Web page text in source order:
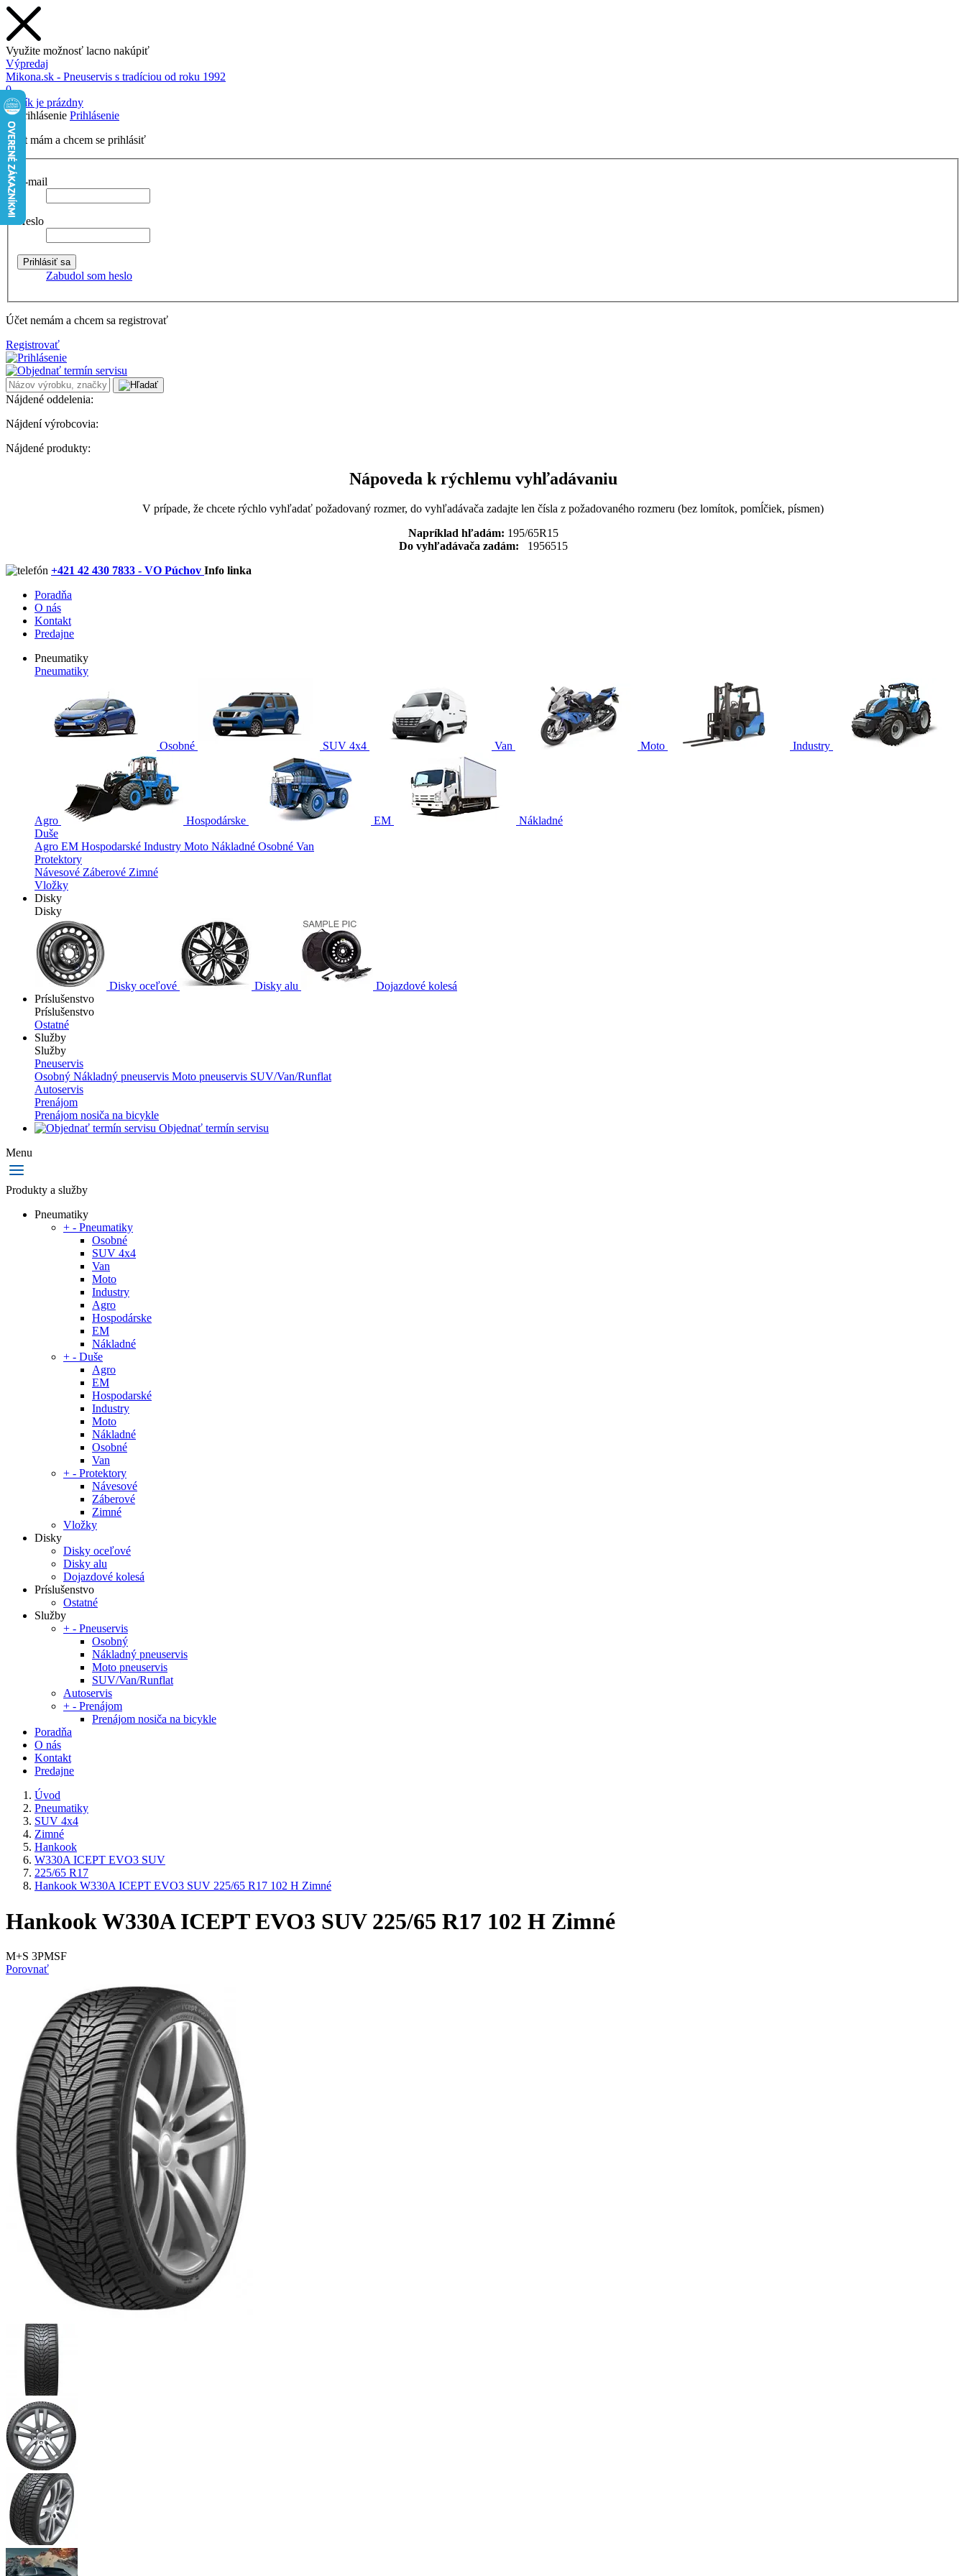
Využite možnosť lacno nakúpiť
Výpredaj
Mikona.sk - Pneuservis s tradíciou od roku 1992
0
Košík je prázdny
Prihlásenie
Účet mám a chcem se prihlásiť
E-mail
Heslo
Zabudol som heslo
Účet nemám a chcem sa registrovať
Registrovať
Nájdené oddelenia:
Nájdení výrobcovia:
Nájdené produkty:
Nápoveda k rýchlemu vyhľadávaniu
V prípade, že chcete rýchlo vyhľadať požadovaný rozmer, do vyhľadávača zadajte len čísla z požadovaného rozmeru (bez lomítok, pomĺčiek, písmen)
Napríklad hľadám: 195/65R15
Do vyhľadávača zadám: 1956515
+421 42 430 7833 - VO Púchov Info linka
Poradňa
O nás
Kontakt
Predajne
Pneumatiky
Pneumatiky
Osobné SUV 4x4 Van Moto Industry
Agro Hospodárske EM
Nákladné
Duše
Agro EM Hospodarské Industry Moto Nákladné Osobné Van
Protektory
Návesové Záberové Zimné
Vložky
Disky
Disky
Disky oceľové Disky alu
Dojazdové kolesá
Príslušenstvo
Príslušenstvo
Ostatné
Služby
Služby
Pneuservis
Osobný Nákladný pneuservis Moto pneuservis SUV/Van/Runflat
Autoservis
Prenájom
Prenájom nosiča na bicykle
Objednať termín servisu
Menu
Produkty a služby
Pneumatiky
+ - Pneumatiky
Osobné
SUV 4x4
Van
Moto
Industry
Agro
Hospodárske
EM
Nákladné
+ - Duše
Agro
EM
Hospodarské
Industry
Moto
Nákladné
Osobné
Van
+ - Protektory
Návesové
Záberové
Zimné
Vložky
Disky
Disky oceľové
Disky alu
Dojazdové kolesá
Príslušenstvo
Ostatné
Služby
+ - Pneuservis
Osobný
Nákladný pneuservis
Moto pneuservis
SUV/Van/Runflat
Autoservis
+ - Prenájom
Prenájom nosiča na bicykle
Poradňa
O nás
Kontakt
Predajne
Úvod
Pneumatiky
SUV 4x4
Zimné
Hankook
W330A ICEPT EVO3 SUV
225/65 R17
Hankook W330A ICEPT EVO3 SUV 225/65 R17 102 H Zimné
Hankook W330A ICEPT EVO3 SUV 225/65 R17 102 H Zimné
M+S 3PMSF
Porovnať